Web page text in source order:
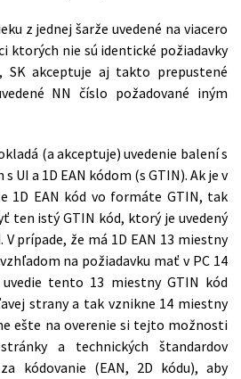
z jednej šarže uvedené na viacero
ktorých nie sú identické požiadavky
SK akceptuje aj takto prepustené
NN číslo požadované iným
(a akceptuje) uvedenie balení s
UI a 1D EAN kódom (s GTIN). Ak je v
1D EAN kód vo formáte GTIN, tak
ten istý GTIN kód, ktorý je uvedený
V prípade, že má 1D EAN 13 miestny
na požiadavku mať v PC 14
tento 13 miestny GTIN kód
strany a tak vznikne 14 miestny
ešte na overenie si tejto možnosti
a technických štandardov
kódovanie (EAN, 2D kódu), aby